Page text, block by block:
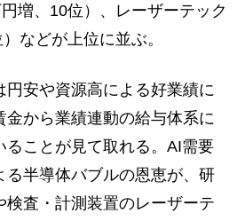
増、10位）、レーザーテック
などが上位に並ぶ。
円安や資源高による好業績に
金から業績連動の給与体系に
ることが見て取れる。AI需要
る半導体バブルの恩恵が、研
検査・計測装置のレーザーテ